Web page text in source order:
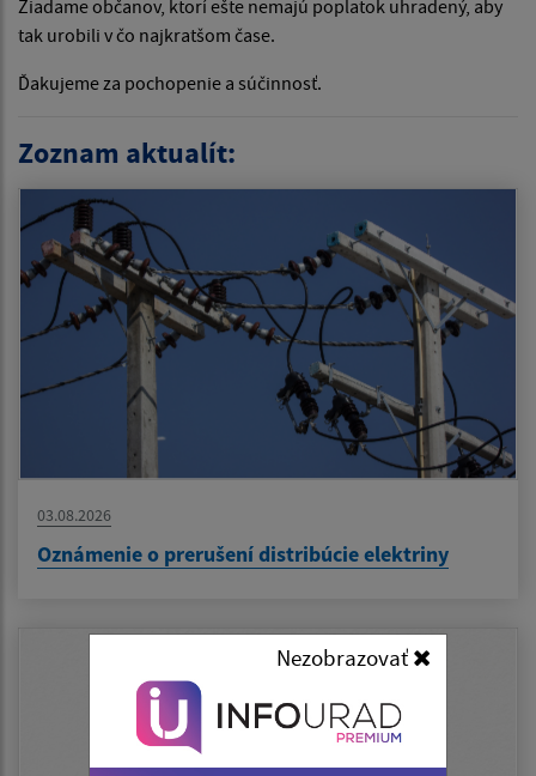
Nezobrazovať
Žiadame občanov, ktorí ešte nemajú poplatok uhradený, aby
tak urobili v čo najkratšom čase.
Ďakujeme za pochopenie a súčinnosť.
Zoznam aktualít:
03.08.2026
Oznámenie o prerušení distribúcie elektriny